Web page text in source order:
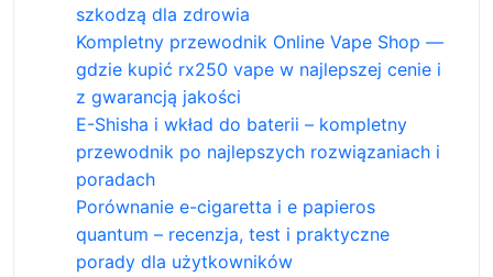
szkodzą dla zdrowia
Kompletny przewodnik Online Vape Shop —
gdzie kupić rx250 vape w najlepszej cenie i
z gwarancją jakości
E-Shisha i wkład do baterii – kompletny
przewodnik po najlepszych rozwiązaniach i
poradach
Porównanie e-cigaretta i e papieros
quantum – recenzja, test i praktyczne
porady dla użytkowników